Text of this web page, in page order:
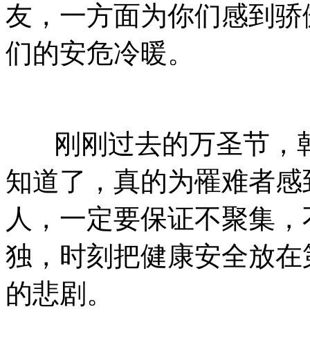
友，一方面为你们感到
们的安危冷暖。
刚刚过去的万圣节，
知道了，真的为罹难者
人，一定要保证不聚集
独，时刻把健康安全放
的悲剧。